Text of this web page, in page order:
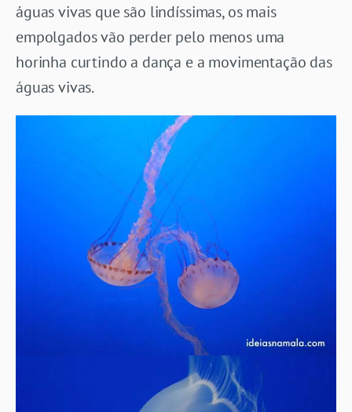
águas vivas que são lindíssimas, os mais
empolgados vão perder pelo menos uma
horinha curtindo a dança e a movimentação das
águas vivas.